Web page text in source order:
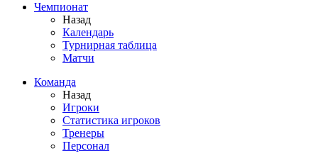
Чемпионат
Назад
Календарь
Турнирная таблица
Матчи
Команда
Назад
Игроки
Статистика игроков
Тренеры
Персонал